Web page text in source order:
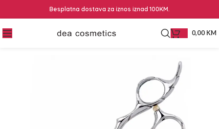
Besplatna dostava za iznos iznad 100KM.
0,00 KM